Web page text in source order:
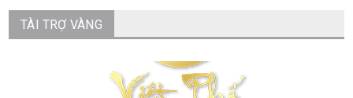
TÀI TRỢ VÀNG